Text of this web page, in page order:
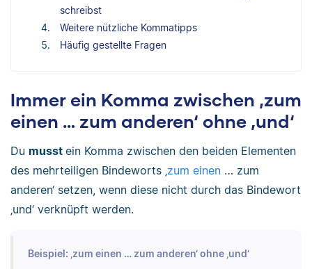
schreibst
Weitere nützliche Kommatipps
Häufig gestellte Fragen
Immer ein Komma zwischen ‚zum
einen … zum anderen‘ ohne ‚und‘
Du musst ein Komma zwischen den beiden Elementen
des mehrteiligen Bindeworts ‚zum einen … zum
anderen‘ setzen, wenn diese nicht durch das Bindewort
‚und‘ verknüpft werden.
Beispiel: ‚zum einen … zum anderen‘ ohne ‚und‘